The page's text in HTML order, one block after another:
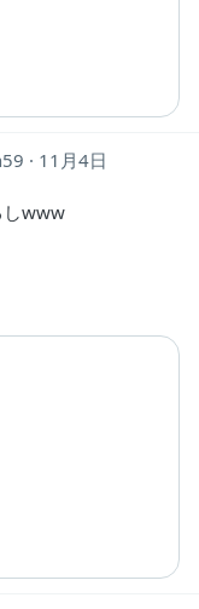
11月4日
しwww